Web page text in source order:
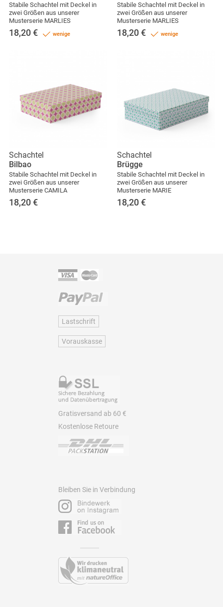
Stabile Schachtel mit Deckel in
zwei Größen aus unserer
Musterserie MARLIES
18,20 € wenige
Stabile Schachtel mit Deckel in
zwei Größen aus unserer
Musterserie MARLIES
18,20 € wenige
Schachtel
Bilbao
Stabile Schachtel mit Deckel in
zwei Größen aus unserer
Musterserie CAMILA
18,20 €
Schachtel
Brügge
Stabile Schachtel mit Deckel in
zwei Größen aus unserer
Musterserie MARIE
18,20 €
Lastschrift
Vorauskasse
Gratisversand ab 60 €
Kostenlose Retoure
Bleiben Sie in Verbindung